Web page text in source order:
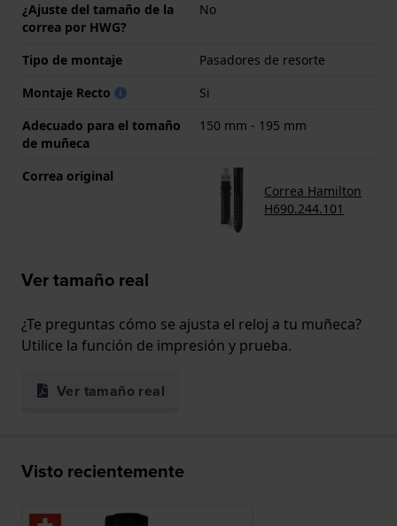
¿Ajuste del tamaño de la
correa por HWG?
No
Tipo de montaje
Pasadores de resorte
Montaje Recto
Si
Adecuado para el tomaño
de muñeca
150 mm - 195 mm
Correa original
Correa Hamilton
H690.244.101
Ver tamaño real
¿Te preguntas cómo se ajusta el reloj a tu muñeca?
Utilice la función de impresión y prueba.
Ver tamaño real
Visto recientemente